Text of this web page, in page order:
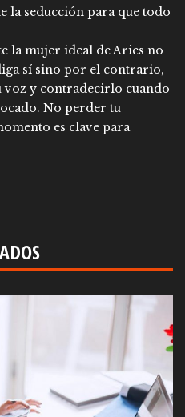
la seducción para que todo
la mujer ideal de Aries no
sí sino por el contrario,
voz y contradecirlo cuando
No perder tu
es clave para